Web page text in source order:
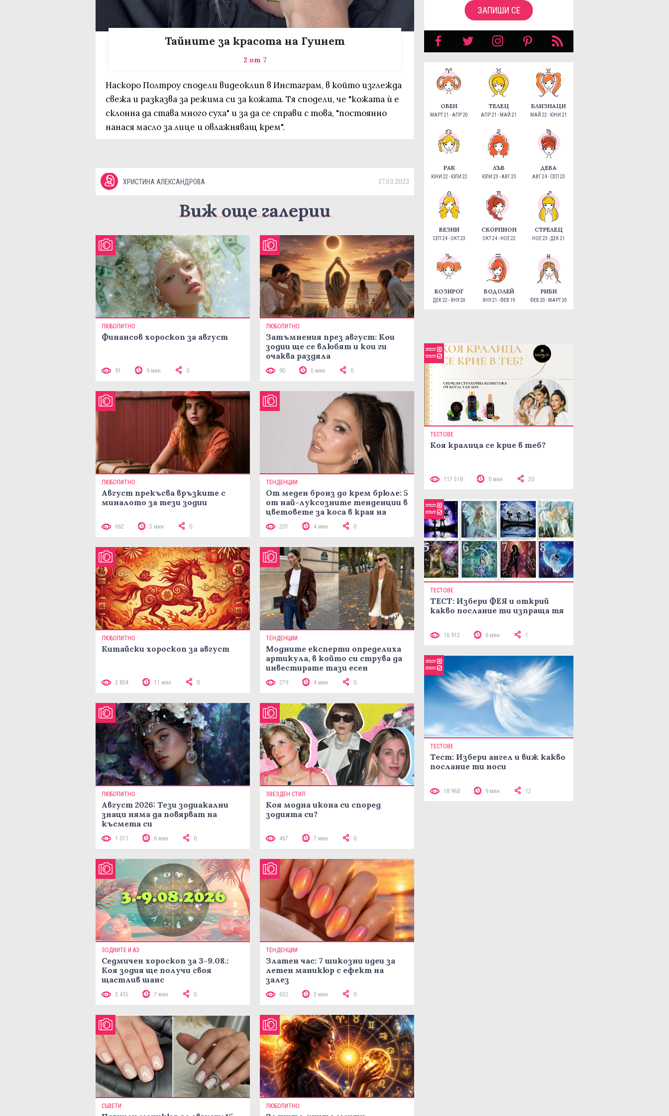
Тайните за красота на Гуинет
2 от 7
Наскоро Полтроу сподели видеоклип в Инстаграм, в който изглежда
свежа и разказва за режима си за кожата. Тя сподели, че "кожата ѝ е
склонна да става много суха" и за да се справи с това, "постоянно
нанася масло за лице и овлажняващ крем".
ХРИСТИНА АЛЕКСАНДРОВА 17.03.2023
Виж още галерии
ЛЮБОПИТНО
Финансов хороскоп за август
91 9 мин 0
ЛЮБОПИТНО
Затъмнения през август: Кои
зодии ще се влюбят и кои ги
очаква раздяла
90 6 мин 0
ЛЮБОПИТНО
Август прекъсва връзките с
миналото за тези зодии
662 5 мин 0
ТЕНДЕНЦИИ
От меден бронз до крем брюле: 5
от най-луксозните тенденции в
цветовете за коса в края на
201 4 мин 0
ЛЮБОПИТНО
Китайски хороскоп за август
3 804 11 мин 0
ТЕНДЕНЦИИ
Модните експерти определиха
артикула, в който си струва да
инвестирате тази есен
279 4 мин 0
ЛЮБОПИТНО
Август 2026: Тези зодиакални
знаци няма да повярват на
късмета си
1 011 6 мин 0
ЗВЕЗДЕН СТИЛ
Коя модна икона си според
зодията си?
467 7 мин 0
ЗОДИИТЕ И АЗ
Седмичен хороскоп за 3-9.08.:
Коя зодия ще получи своя
щастлив шанс
3 435 7 мин 0
ТЕНДЕНЦИИ
Златен час: 7 шикозни идеи за
летен маникюр с ефект на
залез
632 3 мин 0
СЪВЕТИ ЛЮБОПИТНО
ЗАПИШИ СЕ
ОВЕН
МАРТ 21 - АПР 20
ТЕЛЕЦ
АПР 21 - МАЙ 21
БЛИЗНАЦИ
МАЙ 22 - ЮНИ 21
РАК
ЮНИ 22 - ЮЛИ 22
ЛЪВ
ЮЛИ 23 - АВГ 23
ДЕВА
АВГ 24 - СЕП 23
ВЕЗНИ
СЕП 24 - ОКТ 23
СКОРПИОН
ОКТ 24 - НОЕ 22
СТРЕЛЕЦ
НОЕ 23 - ДЕК 21
КОЗИРОГ
ДЕК 22 - ЯНУ 20
ВОДОЛЕЙ
ЯНУ 21 - ФЕВ 19
РИБИ
ФЕВ 20 - МАРТ 20
ТЕСТОВЕ
Коя кралица се крие в теб?
117 518 0 мин 20
ТЕСТОВЕ
ТЕСТ: Избери ФЕЯ и открий
какво послание ти изпраща тя
16 912 6 мин 1
ТЕСТОВЕ
Тест: Избери ангел и виж какво
послание ти носи
18 968 9 мин 12